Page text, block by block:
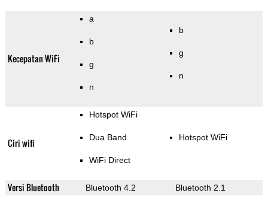
Kecepatan WiFi
a
b
g
n
b
g
n
Ciri wifi
Hotspot WiFi
Dua Band
WiFi Direct
Hotspot WiFi
Versi Bluetooth Bluetooth 4.2 Bluetooth 2.1